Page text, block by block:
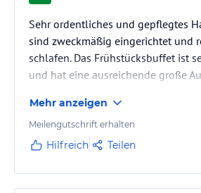
Sehr ordentliches und gepflegtes
sind zweckmäßig eingerichtet und
schlafen. Das Frühstücksbuffet ist
und hat eine ausreichende große
Mehr anzeigen
Meilengutschrift erhalten
Hilfreich Teilen